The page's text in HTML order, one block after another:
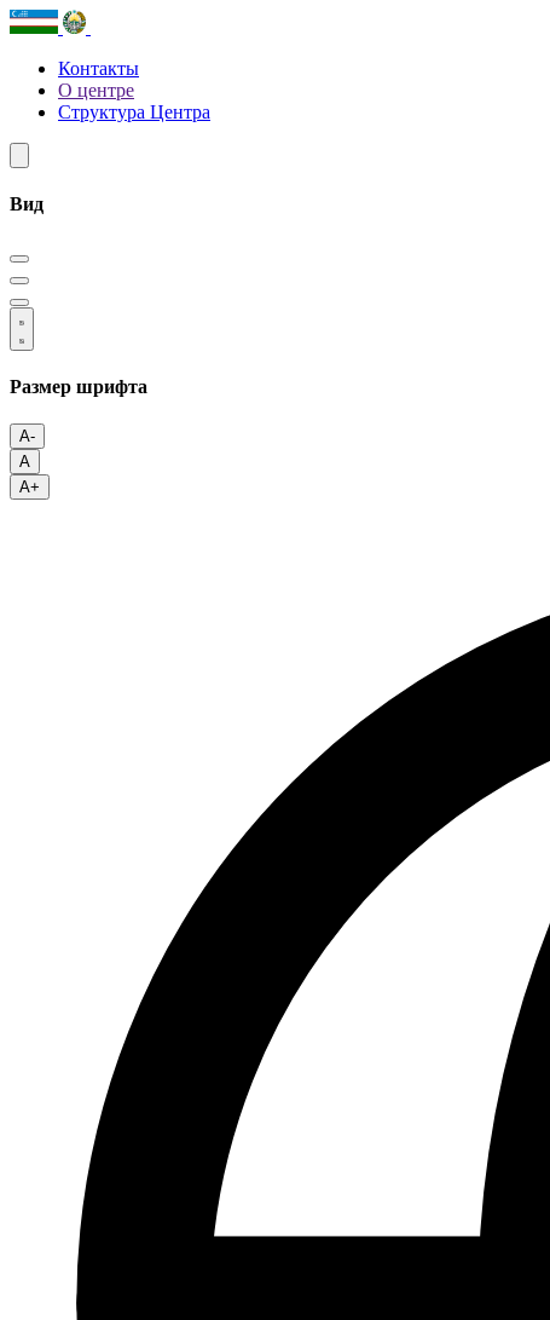
Контакты
О центре
Структура Центра
Вид
Размер шрифта
A-
A
A+